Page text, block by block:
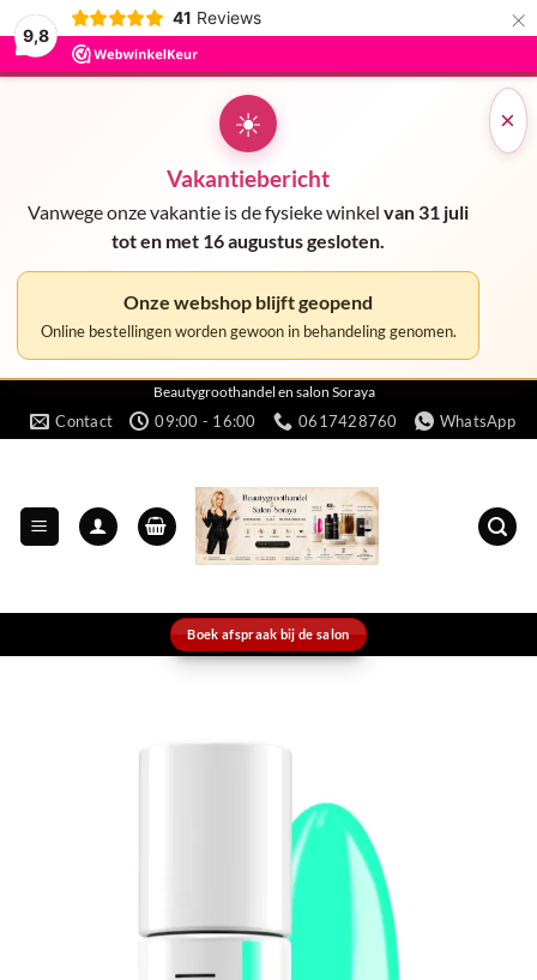
9,8
41 Reviews ×
×
☀
Vakantiebericht
Vanwege onze vakantie is de fysieke winkel van 31 juli
tot en met 16 augustus gesloten.
Onze webshop blijft geopend
Online bestellingen worden gewoon in behandeling genomen.
naar
Beautygroothandel en salon Soraya
Contact 09:00 - 16:00 0617428760 WhatsApp
Boek afspraak bij de salon